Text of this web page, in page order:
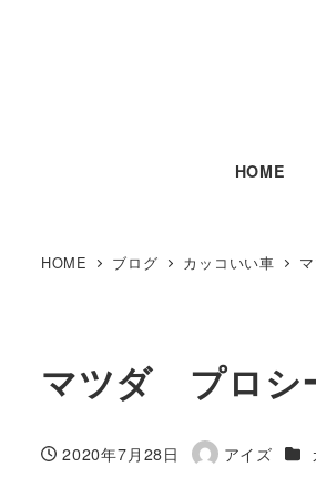
HOME
HOME ブログ カッコいい車
マツダ プロシ
投稿日
2020年7月28日
著
アイズ カ